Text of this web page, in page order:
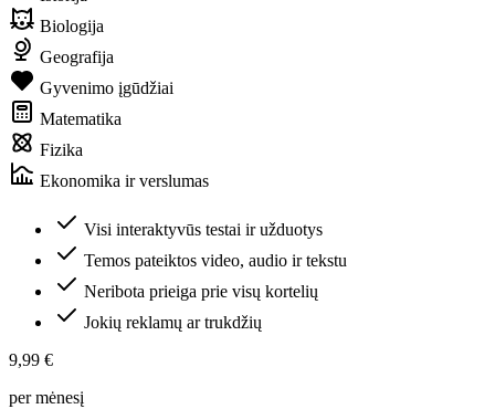
Biologija
Geografija
Gyvenimo įgūdžiai
Matematika
Fizika
Ekonomika ir verslumas
Visi interaktyvūs testai ir užduotys
Temos pateiktos video, audio ir tekstu
Neribota prieiga prie visų kortelių
Jokių reklamų ar trukdžių
9,99 €
per mėnesį